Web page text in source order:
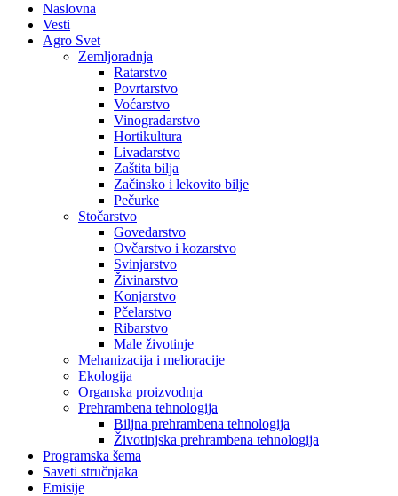
Naslovna
Vesti
Agro Svet
Zemljoradnja
Ratarstvo
Povrtarstvo
Voćarstvo
Vinogradarstvo
Hortikultura
Livadarstvo
Zaštita bilja
Začinsko i lekovito bilje
Pečurke
Stočarstvo
Govedarstvo
Ovčarstvo i kozarstvo
Svinjarstvo
Živinarstvo
Konjarstvo
Pčelarstvo
Ribarstvo
Male životinje
Mehanizacija i melioracije
Ekologija
Organska proizvodnja
Prehrambena tehnologija
Biljna prehrambena tehnologija
Životinjska prehrambena tehnologija
Programska šema
Saveti stručnjaka
Emisije